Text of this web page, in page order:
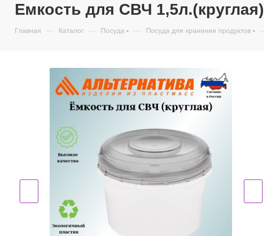
Емкость для СВЧ
Главная — Каталог — Посуда — Посуда для хранения продуктов